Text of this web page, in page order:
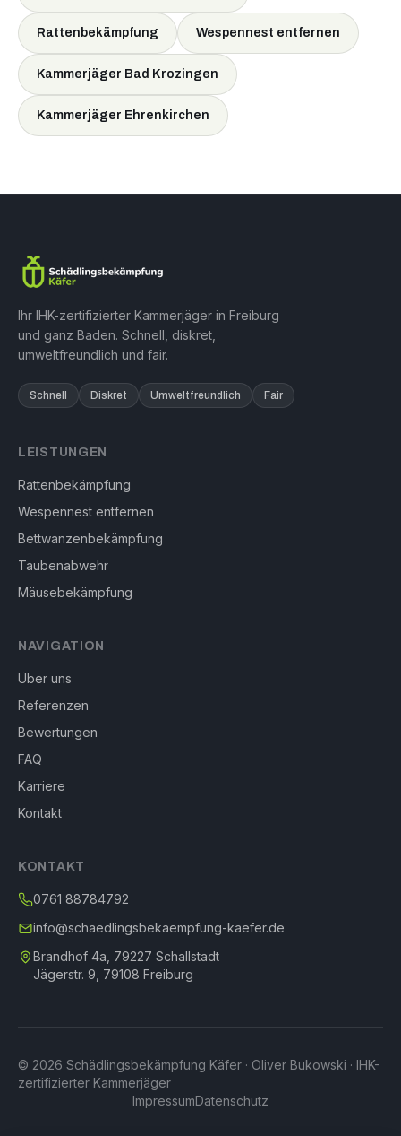
Rattenbekämpfung Wespennest entfernen
Kammerjäger Bad Krozingen
Kammerjäger Ehrenkirchen
Ihr IHK-zertifizierter Kammerjäger in Freiburg
und ganz Baden. Schnell, diskret,
umweltfreundlich und fair.
Schnell Diskret Umweltfreundlich Fair
LEISTUNGEN
Rattenbekämpfung
Wespennest entfernen
Bettwanzenbekämpfung
Taubenabwehr
Mäusebekämpfung
NAVIGATION
Über uns
Referenzen
Bewertungen
FAQ
Karriere
Kontakt
KONTAKT
0761 88784792
info@schaedlingsbekaempfung-kaefer.de
Brandhof 4a, 79227 Schallstadt
Jägerstr. 9, 79108 Freiburg
© 2026 Schädlingsbekämpfung Käfer · Oliver Bukowski · IHK-
zertifizierter Kammerjäger
ImpressumDatenschutz